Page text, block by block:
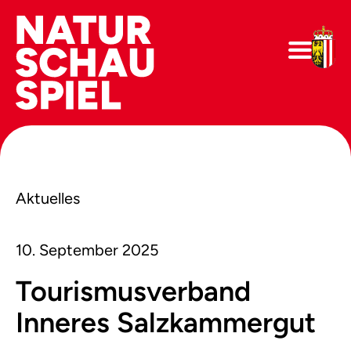
Aktuelles
10. September 2025
Tourismusverband
Inneres Salzkammergut